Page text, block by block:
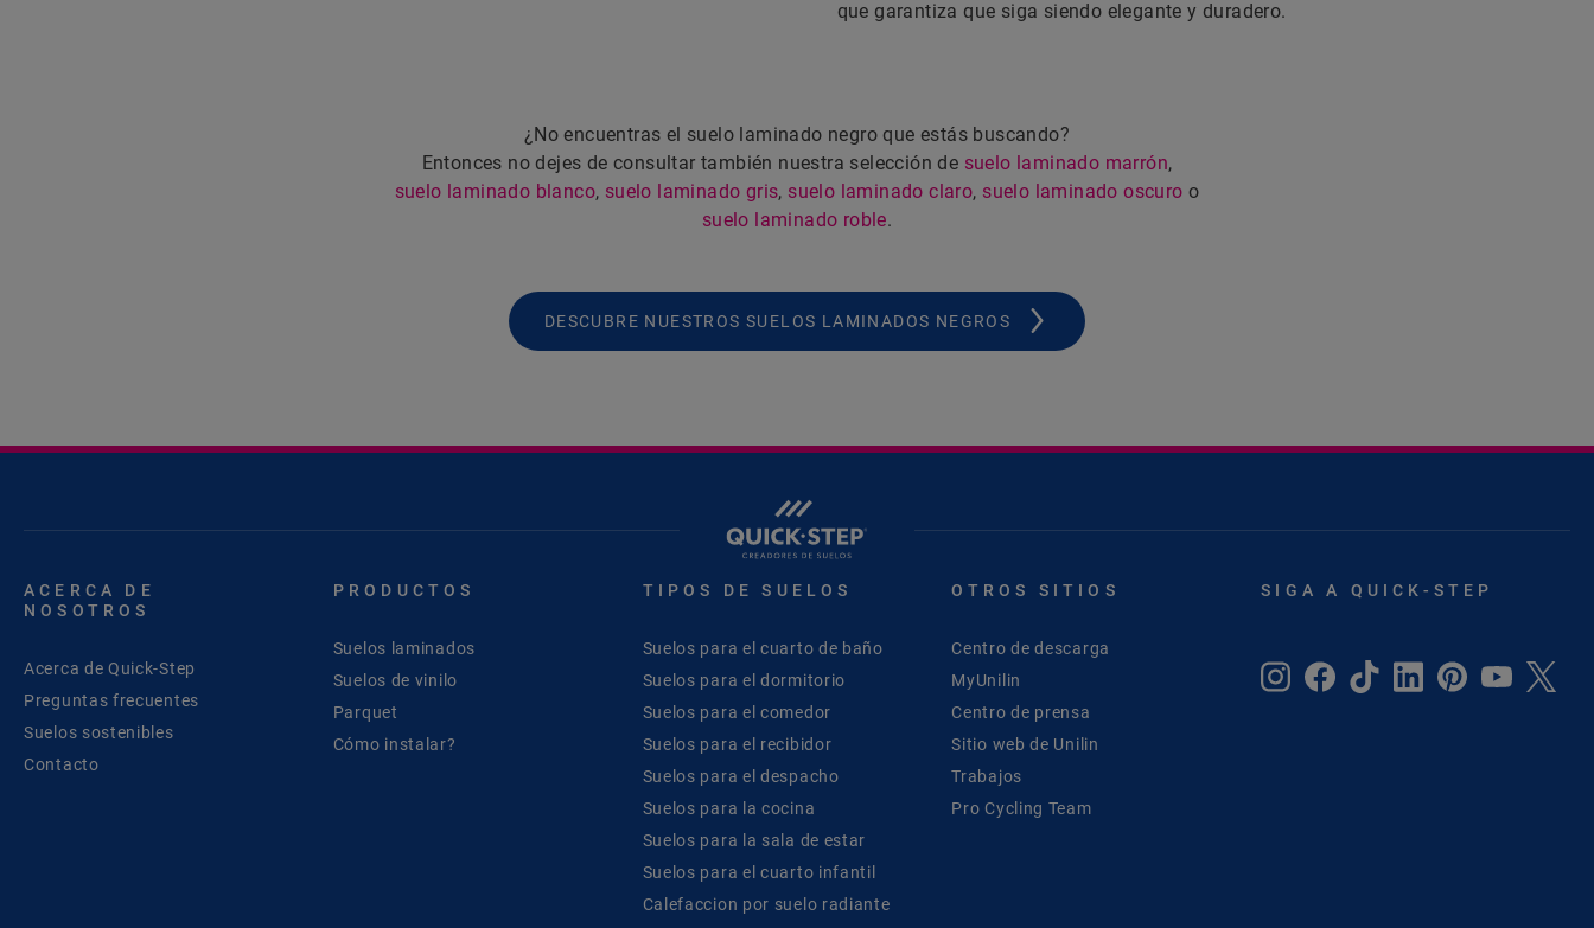
que garantiza que siga siendo elegante y duradero.
¿No encuentras el suelo laminado negro que estás buscando?
Entonces no dejes de consultar también nuestra selección de suelo laminado marrón,
suelo laminado blanco, suelo laminado gris, suelo laminado claro, suelo laminado oscuro o
suelo laminado roble.
DESCUBRE NUESTROS SUELOS LAMINADOS NEGROS
ACERCA DE
NOSOTROS
Acerca de Quick-Step
Preguntas frecuentes
Suelos sostenibles
Contacto
PRODUCTOS
Suelos laminados
Suelos de vinilo
Parquet
Cómo instalar?
TIPOS DE SUELOS
Suelos para el cuarto de baño
Suelos para el dormitorio
Suelos para el comedor
Suelos para el recibidor
Suelos para el despacho
Suelos para la cocina
Suelos para la sala de estar
Suelos para el cuarto infantil
Calefaccion por suelo radiante
OTROS SITIOS
Centro de descarga
MyUnilin
Centro de prensa
Sitio web de Unilin
Trabajos
Pro Cycling Team
SIGA A QUICK-STEP